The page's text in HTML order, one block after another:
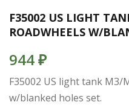
F35002 US LIGHT
ROADWHEELS W/
944₽
F35002 US light tank M3/
w/blanked holes set.